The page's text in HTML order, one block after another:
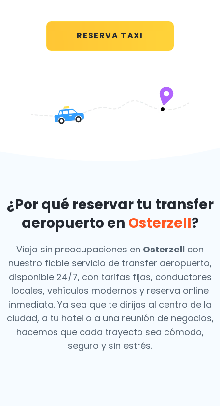
RESERVA TAXI
¿Por qué reservar tu transfer
aeropuerto en Osterzell?
Viaja sin preocupaciones en Osterzell con
nuestro fiable servicio de transfer aeropuerto,
disponible 24/7, con tarifas fijas, conductores
locales, vehículos modernos y reserva online
inmediata. Ya sea que te dirijas al centro de la
ciudad, a tu hotel o a una reunión de negocios,
hacemos que cada trayecto sea cómodo,
seguro y sin estrés.